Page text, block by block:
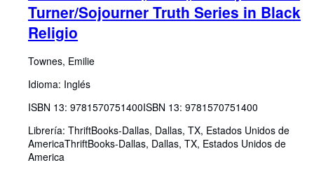
Turner/Sojourner Truth Series in Black
Religio
Townes, Emilie
Idioma: Inglés
ISBN 13: 9781570751400ISBN 13: 9781570751400
Librería: ThriftBooks-Dallas, Dallas, TX, Estados Unidos de
AmericaThriftBooks-Dallas, Dallas, TX, Estados Unidos de
America